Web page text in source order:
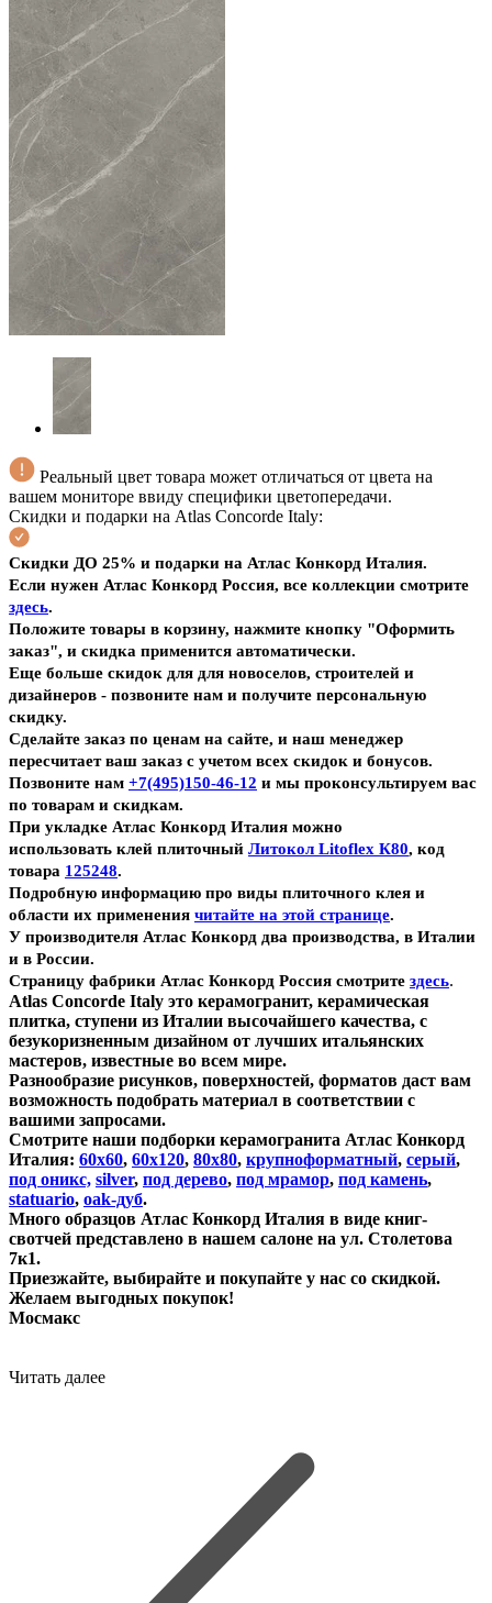
Реальный цвет товара может отличаться от цвета на
вашем мониторе ввиду специфики цветопередачи.
Скидки и подарки на Atlas Concorde Italy:
Скидки ДО 25% и подарки на Атлас Конкорд Италия.
Если нужен Атлас Конкорд Россия, все коллекции смотрите
здесь.
Положите товары в корзину, нажмите кнопку "Оформить
заказ", и скидка применится автоматически.
Еще больше скидок для для новоселов, строителей и
дизайнеров - позвоните нам и получите персональную
скидку.
Сделайте заказ по ценам на сайте, и наш менеджер
пересчитает ваш заказ с учетом всех скидок и бонусов.
Позвоните нам +7(495)150-46-12 и мы проконсультируем вас
по товарам и скидкам.
При укладке Атлас Конкорд Италия можно
использовать клей плиточный Литокол Litoflex К80, код
товара 125248.
Подробную информацию про виды плиточного клея и
области их применения читайте на этой странице.
У производителя Атлас Конкорд два производства, в Италии
и в России.
Страницу фабрики Атлас Конкорд Россия смотрите здесь.
Atlas Concorde Italy это керамогранит, керамическая
плитка, ступени из Италии высочайшего качества, с
безукоризненным дизайном от лучших итальянских
мастеров, известные во всем мире.
Разнообразие рисунков, поверхностей, форматов даст вам
возможность подобрать материал в соответствии с
вашими запросами.
Смотрите наши подборки керамогранита Атлас Конкорд
Италия: 60х60, 60х120, 80х80, крупноформатный, серый,
под оникс, silver, под дерево, под мрамор, под камень,
statuario, oak-дуб.
Много образцов Атлас Конкорд Италия в виде книг-
свотчей представлено в нашем салоне на ул. Столетова
7к1.
Приезжайте, выбирайте и покупайте у нас со скидкой.
Желаем выгодных покупок!
Мосмакс
Читать далее